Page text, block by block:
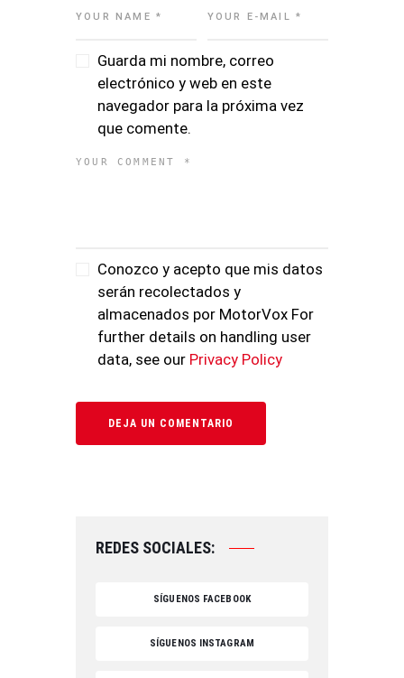
Guarda mi nombre, correo
electrónico y web en este
navegador para la próxima vez
que comente.
Conozco y acepto que mis datos
serán recolectados y
almacenados por MotorVox For
further details on handling user
data, see our Privacy Policy
REDES SOCIALES:
SÍGUENOS FACEBOOK
SÍGUENOS INSTAGRAM